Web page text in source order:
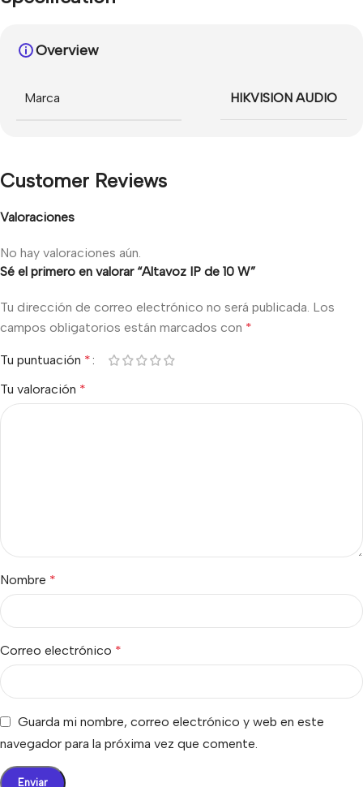
Overview
Marca HIKVISION AUDIO
Customer Reviews
Valoraciones
No hay valoraciones aún.
Sé el primero en valorar “Altavoz IP de 10 W”
Tu dirección de correo electrónico no será publicada. Los
campos obligatorios están marcados con *
Tu puntuación *
Tu valoración *
Nombre *
Correo electrónico *
Guarda mi nombre, correo electrónico y web en este
navegador para la próxima vez que comente.